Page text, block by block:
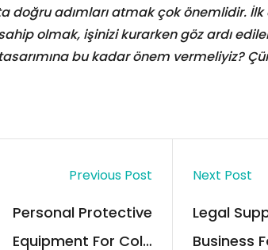
doğru adımları atmak çok önemlidir. İlk
olmak, işinizi kurarken göz ardı
bu kadar önem vermeliyiz?
Previous Post
Personal Protective
Equipment For Cold
Next Post
Legal
Business